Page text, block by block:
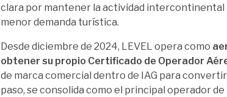
clara por mantener la actividad intercontinental
menor demanda turística.
Desde diciembre de 2024, LEVEL opera como
obtener su propio Certificado de Operador
de marca comercial dentro de IAG para
paso, se consolida como el principal operador